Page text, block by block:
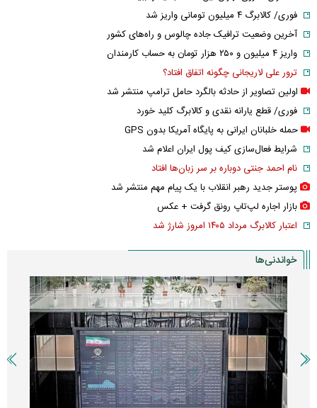
فوری/ کالابرگ ۴ میلیون تومانی واریز شد
آخرین وضعیت ترافیک جاده چالوس و راه‌های کشور
واریز ۴ میلیون و ۲۵۰ هزار تومان به حساب کارمندان
ترور علی لاریجانی چگونه اتفاق افتاد؟
اولین تصاویر از حادثه بالگرد حامل ترامپ منتشر شد
فوری/ قطع یارانه نقدی و کالابرگ کلید خورد
حمله خلبانان ایرانی به پایگاه آمریکا بدون GPS
شرایط فعال‌سازی کیف پول ایران اعلام شد
نام احمد جنتی دوباره بر سر زبان‌ها افتاد
پوستر جدید رهبر انقلاب با یک پیام مهم منتشر شد
بازار اجاره لپ‌تاپ رونق گرفت + عکس
اعتبار کالابرگ مرداد ۱۴۰۵ امروز شارژ شد
خواندنی‌ها